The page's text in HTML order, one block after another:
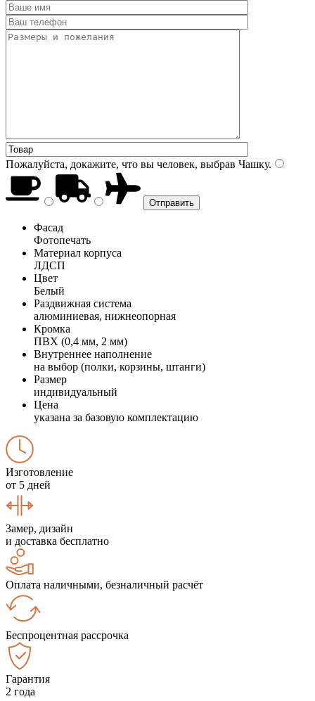
Пожалуйста, докажите, что вы человек, выбрав Чашку.
Фасад
Фотопечать
Материал корпуса
ЛДСП
Цвет
Белый
Раздвижная система
алюминиевая, нижнеопорная
Кромка
ПВХ (0,4 мм, 2 мм)
Внутреннее наполнение
на выбор (полки, корзины, штанги)
Размер
индивидуальный
Цена
указана за базовую комплектацию
Изготовление
от 5 дней
Замер, дизайн
и доставка бесплатно
Оплата наличными, безналичный расчёт
Беспроцентная рассрочка
Гарантия
2 года